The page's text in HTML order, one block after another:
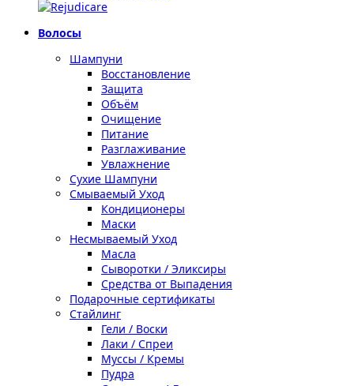
Волосы
Шампуни
Восстановление
Защита
Объём
Очищение
Питание
Разглаживание
Увлажнение
Сухие Шампуни
Смываемый Уход
Кондиционеры
Маски
Несмываемый Уход
Масла
Сыворотки / Эликсиры
Средства от Выпадения
Подарочные сертификаты
Стайлинг
Гели / Воски
Лаки / Спреи
Муссы / Кремы
Пудра